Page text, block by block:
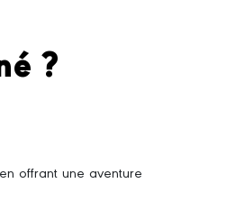
?
offrant une aventure